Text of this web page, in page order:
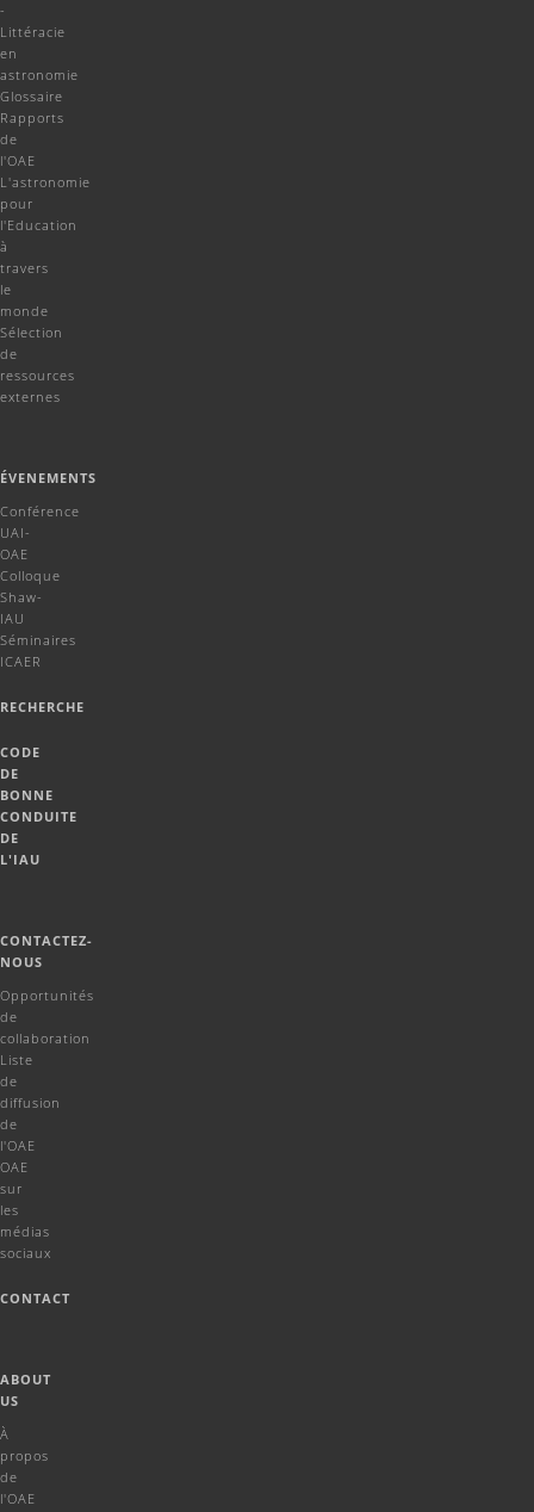
-
Littéracie
en
astronomie
Glossaire
Rapports
de
l'OAE
L'astronomie
pour
l'Education
à
travers
le
monde
Sélection
de
ressources
externes
ÉVENEMENTS
Conférence
UAI-
OAE
Colloque
Shaw-
IAU
Séminaires
ICAER
RECHERCHE
CODE
DE
BONNE
CONDUITE
DE
L'IAU
CONTACTEZ-
NOUS
Opportunités
de
collaboration
Liste
de
diffusion
de
l'OAE
OAE
sur
les
médias
sociaux
CONTACT
ABOUT
US
À
propos
de
l'OAE